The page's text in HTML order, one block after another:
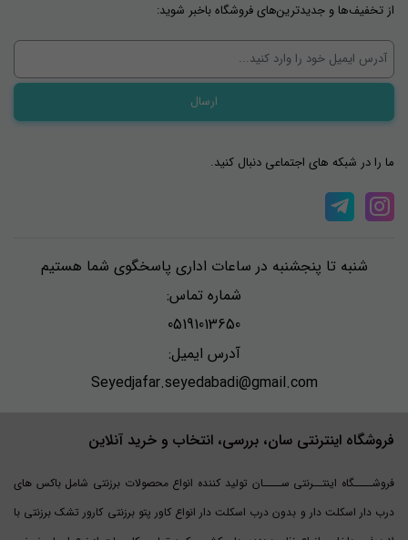
از تخفیف‌ها و جدیدترین‌های فروشگاه باخبر شوید:
ما را در شبکه های اجتماعی دنبال کنید.
شنبه تا پنجشنبه در ساعات اداری پاسخگوی شما هستیم
شماره تماس:
05191013650
آدرس ایمیل:
Seyedjafar.seyedabadi@gmail.com
فروشگاه اینترنتی سان، بررسی، انتخاب و خرید آنلاین
فروشــــگاه اینتــرنتی ســــان تولید کننده انواع محصولات برزنتی شامل باکس های
درب دار اسکلت دار و بدون درب اسکلت دار انواع کاور پتو برزنتی کارور تشک برزنتی با